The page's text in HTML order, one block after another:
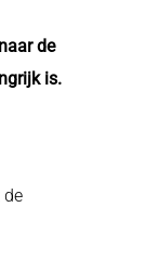
de
is.
de